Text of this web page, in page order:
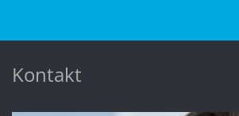
Kontakt